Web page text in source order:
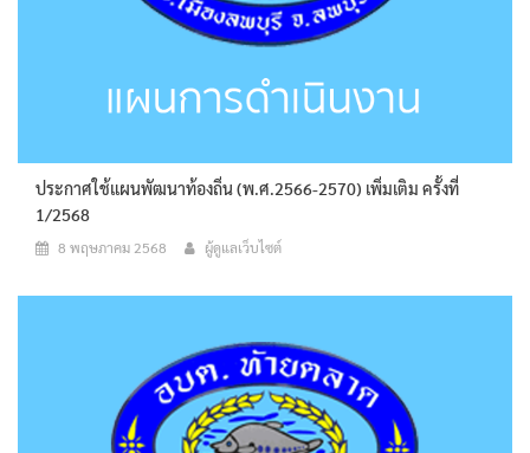
ประกาศใช้แผนพัฒนาท้องถิ่น (พ.ศ.2566-2570) เพิ่มเติม ครั้งที่
1/2568
8 พฤษภาคม 2568 ผู้ดูแลเว็บไซต์